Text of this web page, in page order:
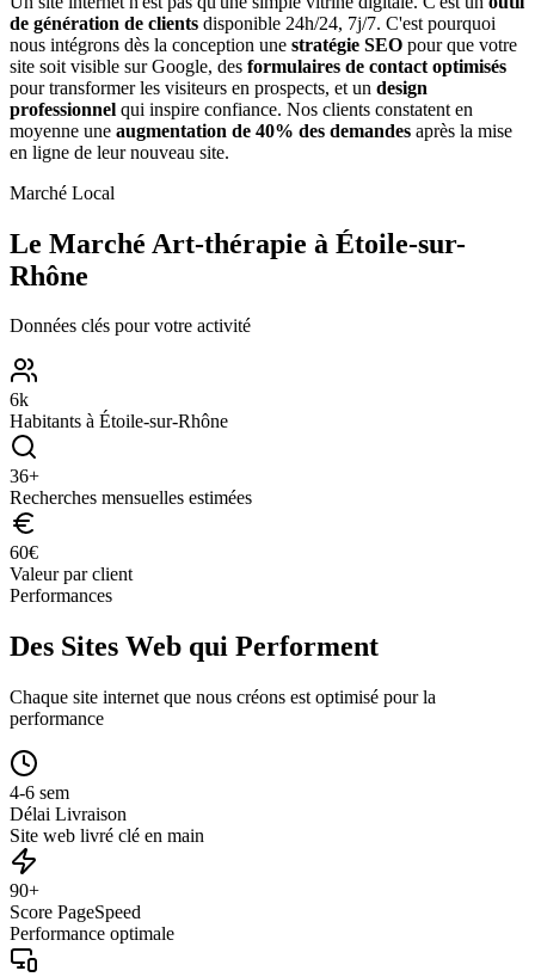
de génération de clients disponible 24h/24, 7j/7. C'est pourquoi
nous intégrons dès la conception une stratégie SEO pour que votre
site soit visible sur Google, des formulaires de contact optimisés
pour transformer les visiteurs en prospects, et un design
professionnel qui inspire confiance. Nos clients constatent en
moyenne une augmentation de 40% des demandes après la mise
en ligne de leur nouveau site.
Marché Local
Le Marché Art-thérapie à Étoile-sur-
Rhône
Données clés pour votre activité
6k
Habitants à Étoile-sur-Rhône
36+
Recherches mensuelles estimées
60€
Valeur par client
Performances
Des Sites Web qui Performent
Chaque site internet que nous créons est optimisé pour la
performance
4-6 sem
Délai Livraison
Site web livré clé en main
90+
Score PageSpeed
Performance optimale